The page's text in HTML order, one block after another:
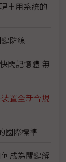
車用系統的
防線
閃記憶體 無
置全新合規
國際標準
成為關鍵解